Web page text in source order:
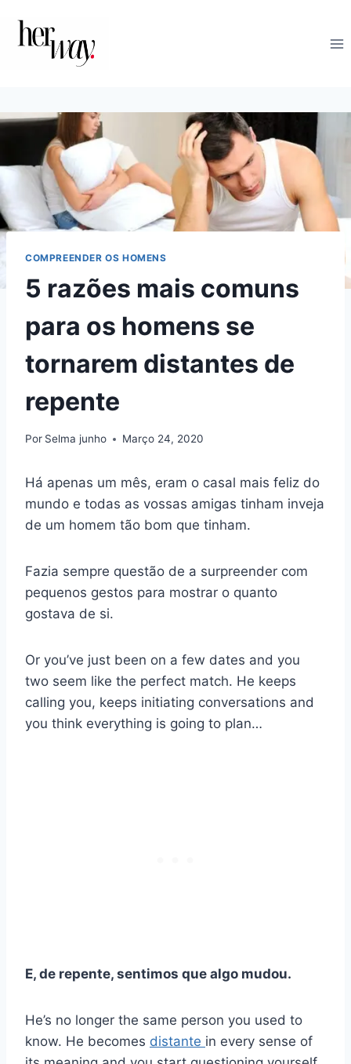
COMPREENDER OS HOMENS
5 razões mais comuns
para os homens se
tornarem distantes de
repente
Por Selma junho Março 24, 2020
Há apenas um mês, eram o casal mais feliz do
mundo e todas as vossas amigas tinham inveja
de um homem tão bom que tinham.
Fazia sempre questão de a surpreender com
pequenos gestos para mostrar o quanto
gostava de si.
Or you’ve just been on a few dates and you
two seem like the perfect match. He keeps
calling you, keeps initiating conversations and
you think everything is going to plan…
E, de repente, sentimos que algo mudou.
He’s no longer the same person you used to
know. He becomes distante in every sense of